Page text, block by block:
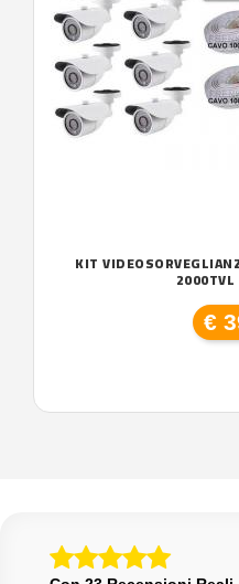
KIT
2000TVL
€